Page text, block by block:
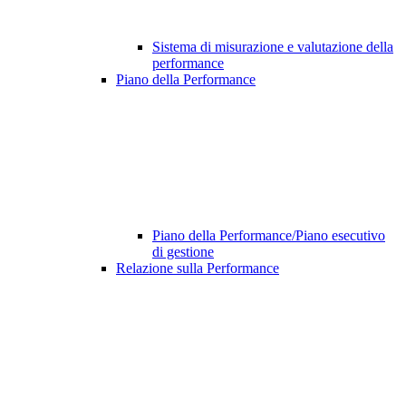
Sistema di misurazione e valutazione della
performance
Piano della Performance
Piano della Performance/Piano esecutivo
di gestione
Relazione sulla Performance